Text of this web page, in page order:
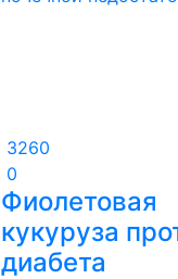
3260
0
Фиолетовая
кукуруза
диабета